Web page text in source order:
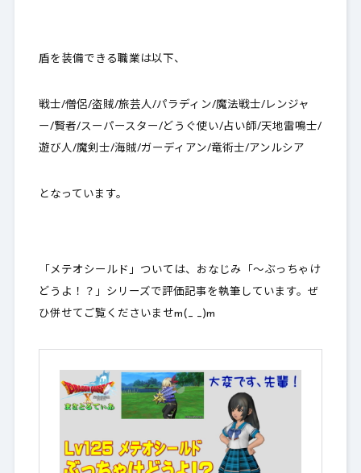
5.
盾を装備できる職業は以下、
戦士/僧侶/盗賊/旅芸人/パラディン/魔法戦士/レンジャ
ー/賢者/スーパースター/どうぐ使い/占い師/天地雷鳴士/
遊び人/魔剣士/海賊/ガーディアン/竜術士/アンルシア
となっています。
「メテオシールド」ついては、おなじみ「～ぶっちゃけ
どうよ！？」シリーズで評価記事を執筆しています。ぜ
ひ併せてご覧くださいませm(_ _)m